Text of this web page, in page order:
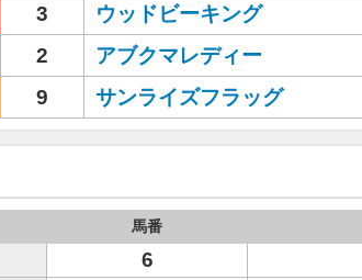
3 ウッドビーキング
2 アブクマレディー
9 サンライズフラッグ
馬番
6